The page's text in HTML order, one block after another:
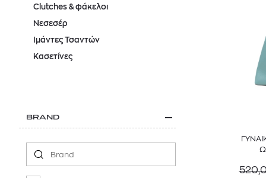
Clutches & φάκελοι
Νεσεσέρ
Ιμάντες Τσαντών
Κασετίνες
BRAND